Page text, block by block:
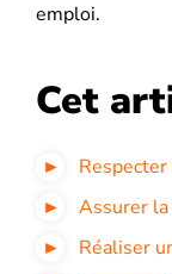
emploi.
Cet
Assurer
Réaliser